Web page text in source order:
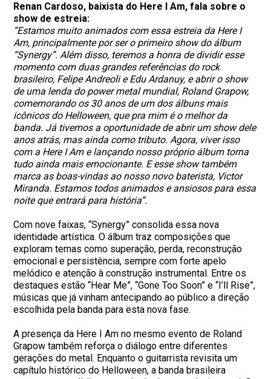
Renan Cardoso, baixista do Here I Am, fala sobre o
show de estreia:
“Estamos muito animados com essa estreia da Here I
Am, principalmente por ser o primeiro show do álbum
“Synergy”. Além disso, teremos a honra de dividir esse
momento com duas grandes referências do rock
brasileiro, Felipe Andreoli e Edu Ardanuy, e abrir o show
de uma lenda do power metal mundial, Roland Grapow,
comemorando os 30 anos de um dos álbuns mais
icônicos do Helloween, que pra mim é o melhor da
banda. Já tivemos a oportunidade de abrir um show dele
anos atrás, mas ainda como tributo. Agora, viver isso
com a Here I Am e lançando nosso próprio álbum torna
tudo ainda mais emocionante. E esse show também
marca as boas-vindas ao nosso novo baterista, Victor
Miranda. Estamos todos animados e ansiosos para essa
noite que entrará para história”.
Com nove faixas, “Synergy” consolida essa nova
identidade artística. O álbum traz composições que
exploram temas como superação, perda, reconstrução
emocional e persistência, sempre com forte apelo
melódico e atenção à construção instrumental. Entre os
destaques estão “Hear Me”, “Gone Too Soon” e “I’ll Rise”,
músicas que já vinham antecipando ao público a direção
escolhida pela banda para esta nova fase.
A presença da Here I Am no mesmo evento de Roland
Grapow também reforça o diálogo entre diferentes
gerações do metal. Enquanto o guitarrista revisita um
capítulo histórico do Helloween, a banda brasileira